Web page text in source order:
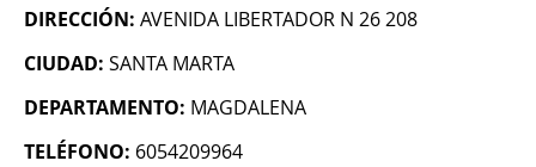
DIRECCIÓN: AVENIDA LIBERTADOR N 26 208
CIUDAD: SANTA MARTA
DEPARTAMENTO: MAGDALENA
TELÉFONO: 6054209964